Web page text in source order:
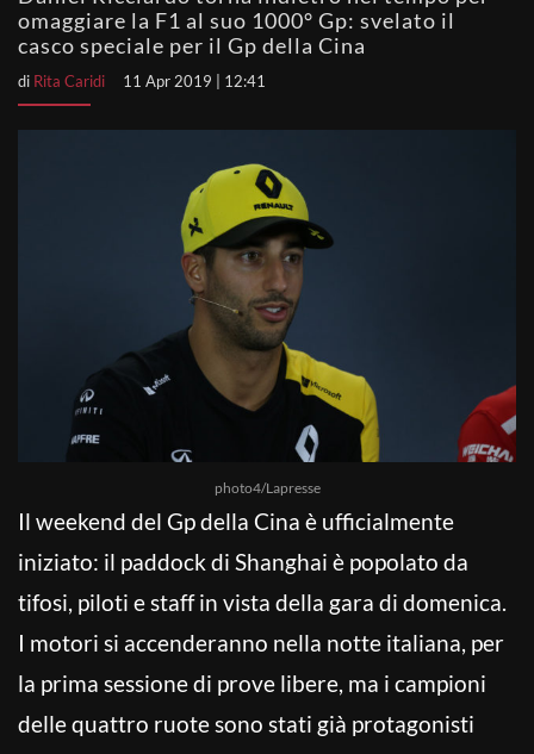
omaggiare la F1 al suo 1000° Gp: svelato il
casco speciale per il Gp della Cina
di Rita Caridi 11 Apr 2019 | 12:41
photo4/Lapresse
Il weekend del Gp della Cina è ufficialmente
iniziato: il paddock di Shanghai è popolato da
tifosi, piloti e staff in vista della gara di domenica.
I motori si accenderanno nella notte italiana, per
la prima sessione di prove libere, ma i campioni
delle quattro ruote sono stati già protagonisti